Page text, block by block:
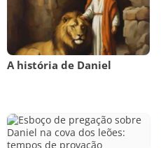
A história de Daniel